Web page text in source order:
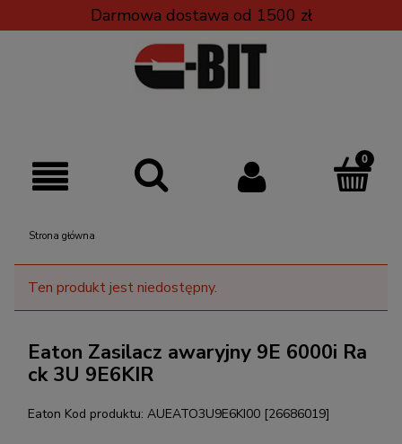
Darmowa dostawa od 1500 zł
Strona główna
Ten produkt jest niedostępny.
Eaton Zasilacz awaryjny 9E 6000i Ra
ck 3U 9E6KIR
Eaton Kod produktu: AUEATO3U9E6KI00 [26686019]